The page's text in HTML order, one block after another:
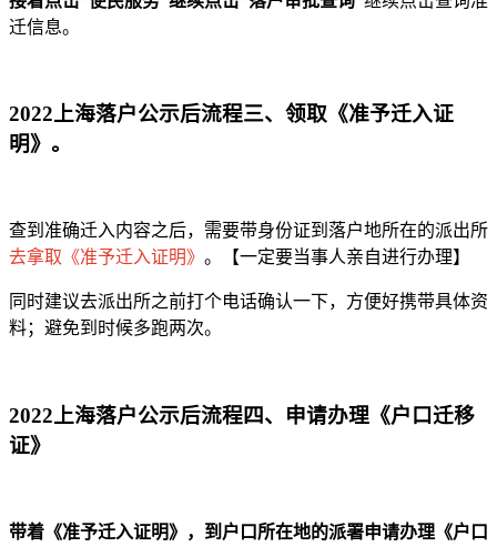
迁信息。
2022上海落户公示后流程三、领取《准予迁入证
明》。
查到准确迁入内容之后，需要带身份证到落户地所在的派出所
去拿取《准予迁入证明》 。【一定要当事人亲自进行办理】
同时建议去派出所之前打个电话确认一下，方便好携带具体资
料；避免到时候多跑两次。
2022上海落户公示后流程四、申请办理《户口迁移
证》
带着《准予迁入证明》，到户口所在地的派署申请办理《户口